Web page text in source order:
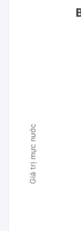
Giá trị mực nước